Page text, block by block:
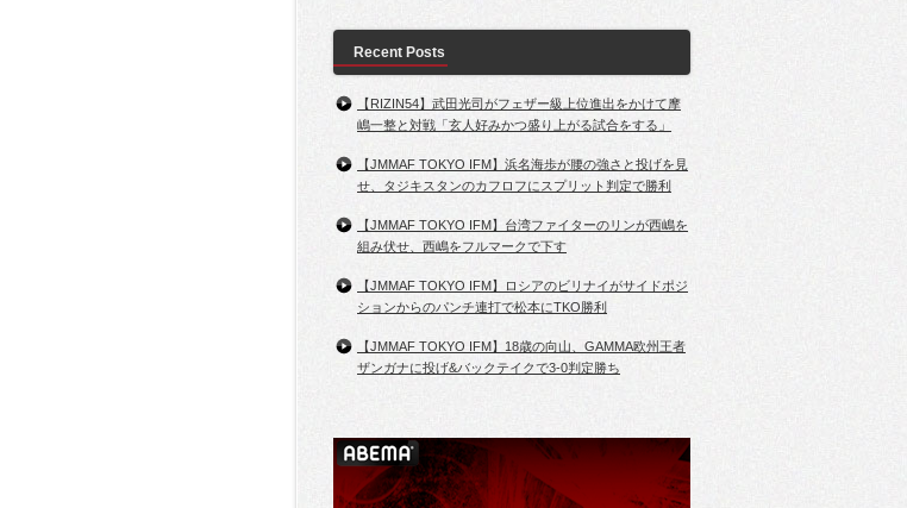
Recent Posts
【RIZIN54】武田光司がフェザー級上位進出をかけて摩
嶋一整と対戦「玄人好みかつ盛り上がる試合をする」
【JMMAF TOKYO IFM】浜名海歩が腰の強さと投げを見
せ、タジキスタンのカフロフにスプリット判定で勝利
【JMMAF TOKYO IFM】台湾ファイターのリンが西嶋を
組み伏せ、西嶋をフルマークで下す
【JMMAF TOKYO IFM】ロシアのビリナイがサイドポジ
ションからのパンチ連打で松本にTKO勝利
【JMMAF TOKYO IFM】18歳の向山、GAMMA欧州王者
ザンガナに投げ&バックテイクで3-0判定勝ち